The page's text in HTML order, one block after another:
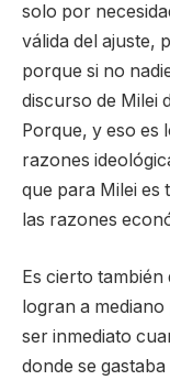
solo por
válida del ajuste,
porque si no
discurso de Milei
Porque, y eso es
razones
que para Milei es
las razones
Es cierto
logran a
ser inmediato
donde se